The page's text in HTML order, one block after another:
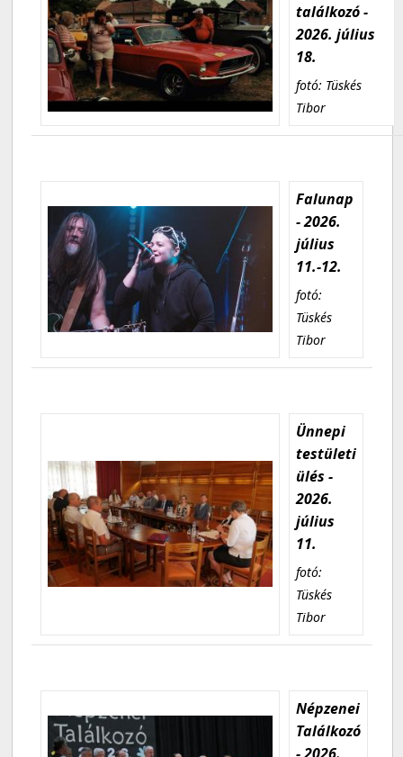
találkozó -
2026. július
18.
fotó: Tüskés
Tibor
Falunap
- 2026.
július
11.-12.
fotó:
Tüskés
Tibor
Ünnepi
testületi
ülés -
2026.
július
11.
fotó:
Tüskés
Tibor
Népzenei
Találkozó